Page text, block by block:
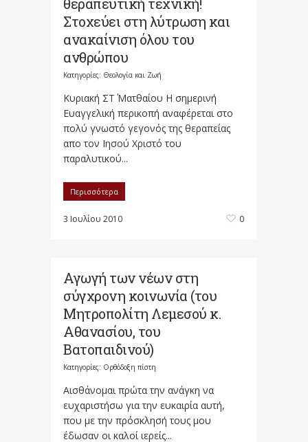
Στοχεύει στη λύτρωση και
ανακαίνιση όλου του
ανθρώπου
Κατηγορίες: Θεολογία και Ζωή
Κυριακή ΣΤ΄ Ματθαίου Η σημερινή
Ευαγγελική περικοπή αναφέρεται στο
πο­λύ γνωστό γεγονός της θεραπείας
απο τον Ιησού Χριστό του
παραλυτικού...
Περισσότερα
3 Ιουλίου 2010 0
Αγωγή των νέων στη
σύγχρονη κοινωνία (του
Μητροπολίτη Λεμεσού κ.
Αθανασίου, του
Βατοπαιδινού)
Κατηγορίες: Ορθόδοξη πίστη
Αισθάνομαι πρώτα την ανάγκη να
ευχαριστήσω για την ευκαιρία αυτή,
που με την πρόσκλησή τους μου
έδωσαν οι καλοί ιερείς...